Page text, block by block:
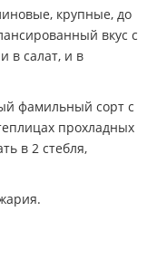
крупные, до
вкус с
в салат, и в
фамильный сорт с
прохладных
в 2 стебля,